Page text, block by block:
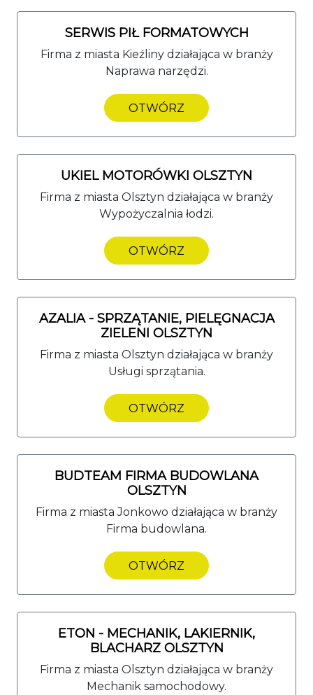
SERWIS PIŁ FORMATOWYCH
Firma z miasta Kieźliny działająca w branży
Naprawa narzędzi.
OTWÓRZ
UKIEL MOTORÓWKI OLSZTYN
Firma z miasta Olsztyn działająca w branży
Wypożyczalnia łodzi.
OTWÓRZ
AZALIA - SPRZĄTANIE, PIELĘGNACJA
ZIELENI OLSZTYN
Firma z miasta Olsztyn działająca w branży
Usługi sprzątania.
OTWÓRZ
BUDTEAM FIRMA BUDOWLANA
OLSZTYN
Firma z miasta Jonkowo działająca w branży
Firma budowlana.
OTWÓRZ
ETON - MECHANIK, LAKIERNIK,
BLACHARZ OLSZTYN
Firma z miasta Olsztyn działająca w branży
Mechanik samochodowy.